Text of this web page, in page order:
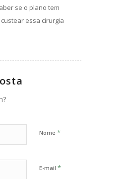
se o plano tem
essa cirurgia
Nome *
E-mail *